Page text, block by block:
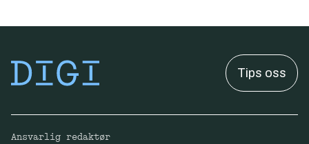
Tips oss
Ansvarlig redaktør